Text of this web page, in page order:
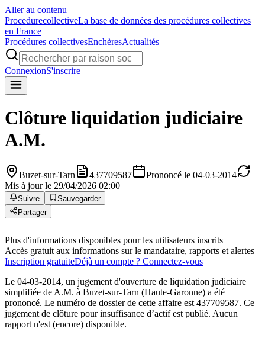
Aller au contenu
ProcedurecollectiveLa base de données des procédures collectives
en France
Procédures collectivesEnchèresActualités
ConnexionS'inscrire
Clôture liquidation judiciaire
A.M.
Buzet-sur-Tarn 437709587
Prononcé le 04-03-2014
Mis à jour le 29/04/2026 02:00
Suivre
Sauvegarder
Partager
Plus d'informations disponibles pour les utilisateurs inscrits
Accès gratuit aux informations sur le mandataire, rapports et alertes
Inscription gratuiteDéjà un compte ? Connectez-vous
Le 04-03-2014, un jugement d'ouverture de liquidation judiciaire
simplifiée de A.M. à Buzet-sur-Tarn (Haute-Garonne) a été
prononcé. Le numéro de dossier de cette affaire est 437709587. Ce
jugement de clôture pour insuffisance d’actif est publié. Aucun
rapport n'est (encore) disponible.